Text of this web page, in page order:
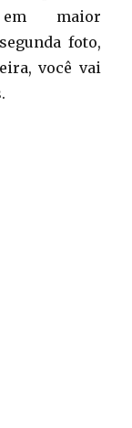
em maior
foto,
você vai